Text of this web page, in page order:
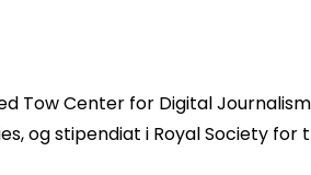
Tow Center for Digital
og stipendiat i Royal Society for